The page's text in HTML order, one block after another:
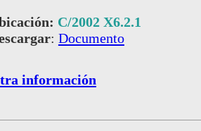
C/2002 X6.2.1
: Documento
información